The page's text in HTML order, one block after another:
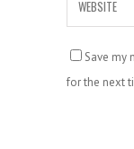
Save my
for the next